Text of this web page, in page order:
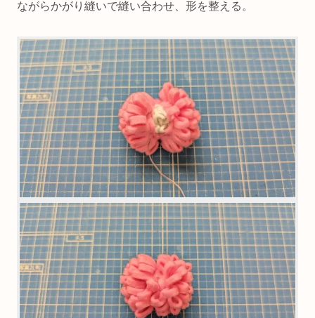
6．5同士を向かい合わせる。フェルトの切れ端を詰め
ながらかがり縫いで縫い合わせ、形を整える。